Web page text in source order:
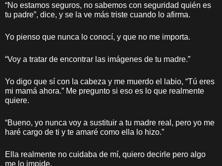
“No estamos seguros, no sabemos con seguridad quién es
tu padre”, dice, y se la ve más triste cuando lo afirma.
Yo pienso que nunca lo conocí, y que no me importa.
“Voy a tratar de encontrar las imágenes de tu madre.”
Yo digo que sí con la cabeza y me muerdo el labio, “Tú eres
mi mamá ahora.” Me pregunto si eso es lo que realmente
quiere.
“Bueno, yo nunca voy a sustituir a tu madre real, pero yo me
haré cargo de ti y te amaré como ella lo hizo.”
Ella realmente no cuidaba de mí, quiero decirle pero algo
me lo impide.